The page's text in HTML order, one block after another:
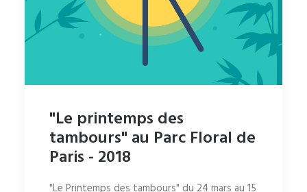
"Le printemps des
tambours" au Parc Floral de
Paris - 2018
"Le Printemps des tambours" du 24 mars au 15